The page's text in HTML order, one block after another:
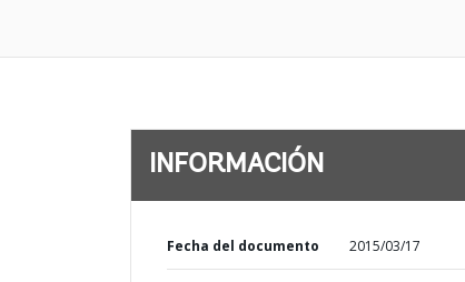
INFORMACIÓN
Fecha del documento 2015/03/17